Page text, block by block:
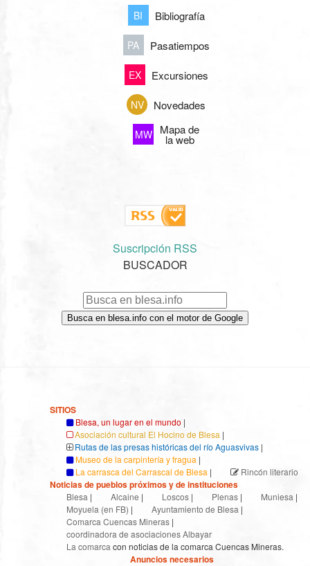
BI Bibliografía
PA Pasatiempos
EX Excursiones
NV Novedades
MW Mapa de
la web
Suscripción RSS
BUSCADOR
Busca en blesa.info con el motor de Google
SITIOS
Blesa, un lugar en el mundo |
Asociación cultural El Hocino de Blesa |
Rutas de las presas históricas del río Aguasvivas |
Museo de la carpintería y fragua |
La carrasca del Carrascal de Blesa | Rincón literario
Noticias de pueblos próximos y de instituciones
Blesa | Alcaine | Loscos | Plenas | Muniesa |
Moyuela (en FB) | Ayuntamiento de Blesa |
Comarca Cuencas Mineras |
coordinadora de asociaciones Albayar
La comarca con noticias de la comarca Cuencas Mineras.
Anuncios necesarios